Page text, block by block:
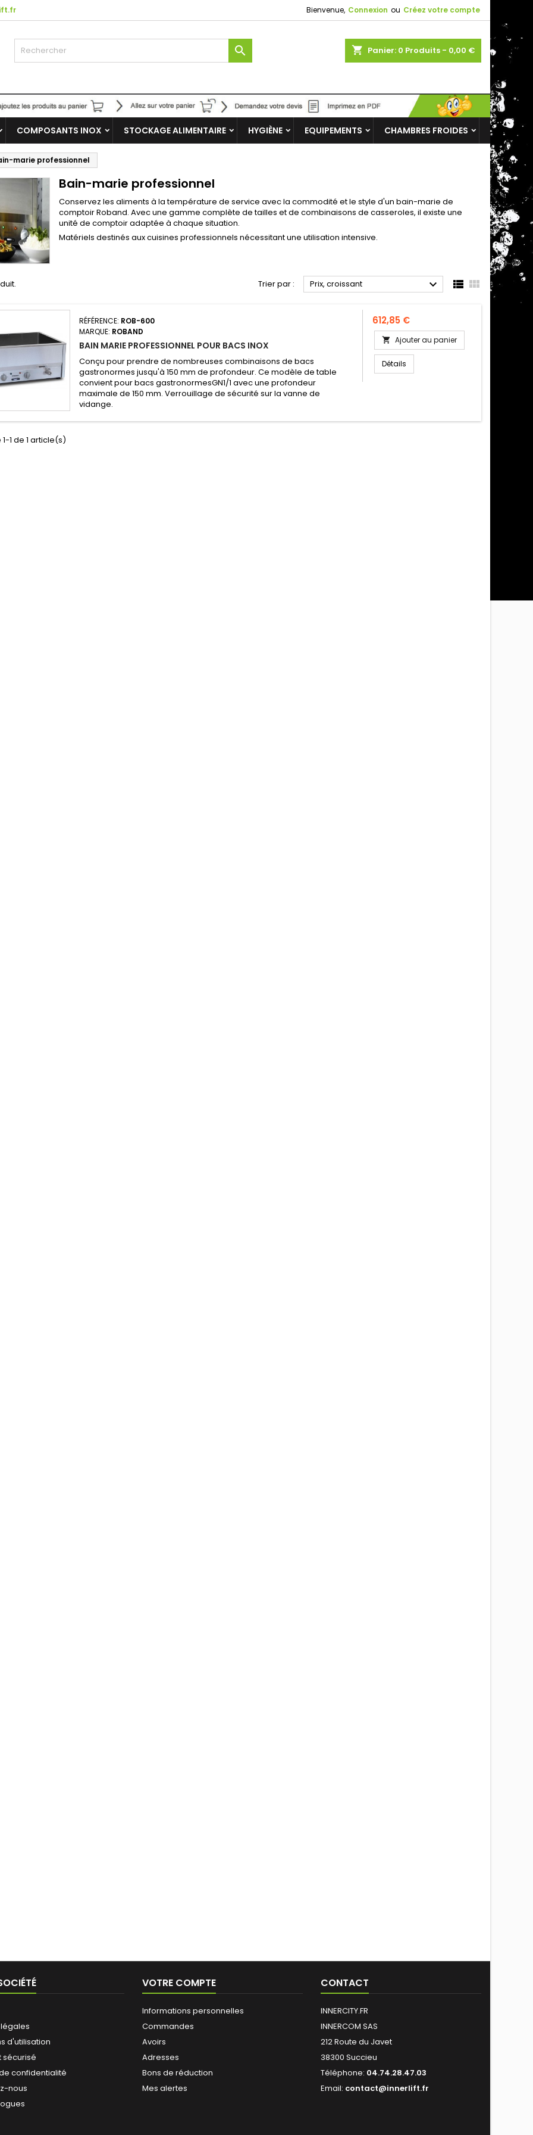
Bienvenue, Connexion ou Créez votre compte
shopping_cart Panier: 0 Produits - 0,00 €

COMPOSANTS INOX STOCKAGE ALIMENTAIRE HYGIÈNE EQUIPEMENTS CHAMBRES FROIDES
marie professionnel
Bain-marie professionnel
Conservez les aliments à la température de service avec la commodité et le style d'un bain-marie de
comptoir Roband. Avec une gamme complète de tailles et de combinaisons de casseroles, il existe une
unité de comptoir adaptée à chaque situation.
Matériels destinés aux cuisines professionnels nécessitant une utilisation intensive.
Trier par : Prix, croissant   
RÉFÉRENCE: ROB-600
MARQUE: ROBAND
BAIN MARIE PROFESSIONNEL POUR BACS INOX
Conçu pour prendre de nombreuses combinaisons de bacs
gastronormes jusqu'à 150 mm de profondeur. Ce modèle de table
convient pour bacs gastronormesGN1/1 avec une profondeur
maximale de 150 mm. Verrouillage de sécurité sur la vanne de
vidange.
Prix
612,85 €
 Ajouter au panier
Détails
1 de 1 article(s)
d'utilisation
sécurisé
confidentialité
nous
VOTRE COMPTE
Informations personnelles
Commandes
Avoirs
Adresses
Bons de réduction
Mes alertes
CONTACT
INNERCITY.FR
INNERCOM SAS
212 Route du Javet
38300 Succieu
Téléphone: 04.74.28.47.03
Email: contact@innerlift.fr